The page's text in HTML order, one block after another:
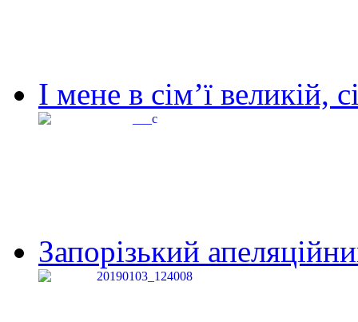
І мене в сім’ї великій,
Запорізький